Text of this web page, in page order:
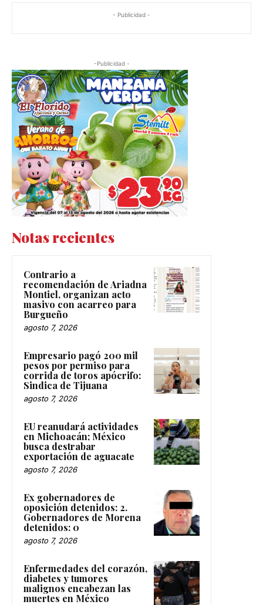
- Publicidad -
-Publicidad -
Notas recientes
Contrario a
recomendación de Ariadna
Montiel, organizan acto
masivo con acarreo para
Burgueño
agosto 7, 2026
Empresario pagó 200 mil
pesos por permiso para
corrida de toros apócrifo:
Sindica de Tijuana
agosto 7, 2026
EU reanudará actividades
en Michoacán; México
busca destrabar
exportación de aguacate
agosto 7, 2026
Ex gobernadores de
oposición detenidos: 2.
Gobernadores de Morena
detenidos: 0
agosto 7, 2026
Enfermedades del corazón,
diabetes y tumores
malignos encabezan las
muertes en México